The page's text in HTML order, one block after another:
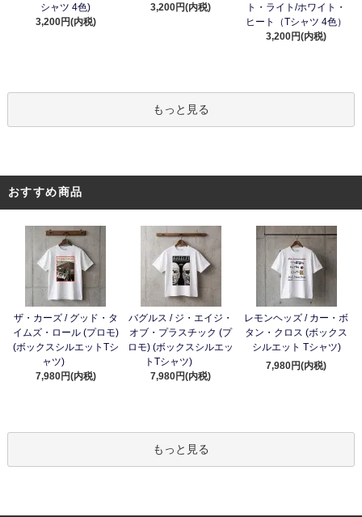
シャツ 4色)
3,200円(内税)
3,200円(内税)
ト・ライト/ホワイト・
ヒート（Tシャツ 4色）
3,200円(内税)
もっと見る
おすすめ商品
ザ・カーズ / グッド・タ
イムズ・ロール (プロモ)
(ボックスシルエットTシ
ャツ)
7,980円(内税)
バグルス / ジ・エイジ・
オブ・プラスチック (プ
ロモ) (ボックスシルエッ
トTシャツ)
7,980円(内税)
レモンヘッズ / カー・ボ
タン・クロス (ボックス
シルエット Tシャツ)
7,980円(内税)
もっと見る